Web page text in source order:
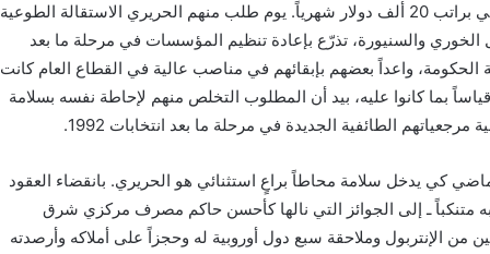
مطلع الشهر التالي براتب 20 ألف دولار شهرياً. يوم طلب منهم الحريري الاستقالة الطوعية
والسنيورة، تذرّع بإعادة تنظيم المؤسسات في مرحلة ما بعد
الحكومة، واعداً بعضهم بإبقائهم في مناصب عالية في القطاع العام كانت
قياساً بما كانوا عليه، بيد أن المطلوب التخلص منهم لإحاطة نفسه بسلامة
مرجعياتهم الطائفية الجديدة في مرحلة ما بعد انتخابات 1992.
كي يدخل سلامة محاطاً براعٍ استثنائي هو الحريري. بانقضاء العقود
متنكباً ـ إلى الجوائز التي نالها كأحسن حاكم مصرف مركزي شرق
من الإنتربول وملاحقة سبع دول أوروبية له وحجزاً على أملاكه وأرصدته